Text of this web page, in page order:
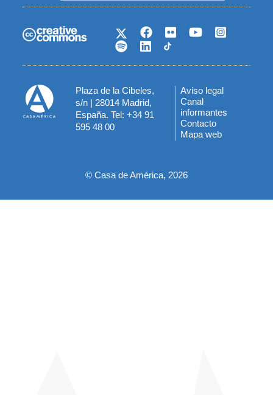
Plaza de la Cibeles,
s/n | 28014 Madrid,
España. Tel: +34 91
595 48 00
Menú
del
pie
Aviso legal
Canal
informantes
Contacto
Mapa web
© Casa de América, 2026